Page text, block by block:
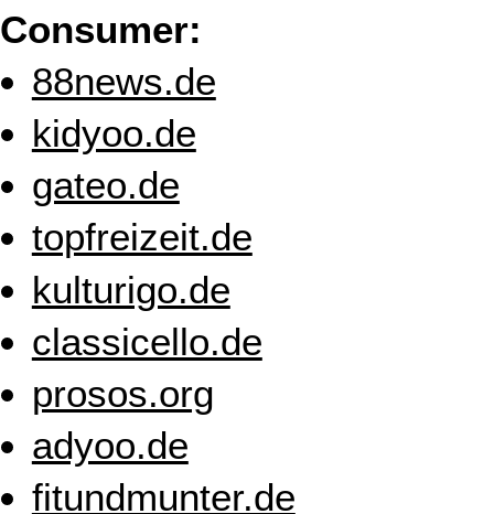
Consumer:
88news.de
kidyoo.de
gateo.de
topfreizeit.de
kulturigo.de
classicello.de
prosos.org
adyoo.de
fitundmunter.de